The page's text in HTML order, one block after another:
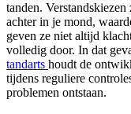
tanden.
achter in je mond,
geven ze niet altijd
volledig door. In dat
tandarts houdt de
tijdens reguliere
problemen ontstaan.